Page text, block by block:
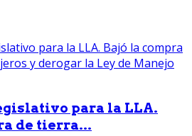
para la LLA.
de tierra...